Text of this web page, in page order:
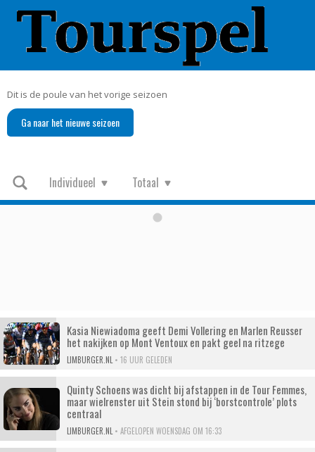
Dit is de poule van het vorige seizoen
Ga naar het nieuwe seizoen
Individueel Totaal
Kasia Niewiadoma geeft Demi Vollering en Marlen Reusser
het nakijken op Mont Ventoux en pakt geel na ritzege
LIMBURGER.NL • 16 UUR GELEDEN
Quinty Schoens was dicht bij afstappen in de Tour Femmes,
maar wielrenster uit Stein stond bij ‘borstcontrole’ plots
centraal
LIMBURGER.NL • AFGELOPEN WOENSDAG OM 16:33